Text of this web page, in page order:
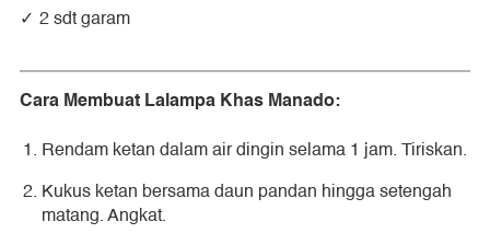
2 sdt garam
Cara Membuat Lalampa Khas Manado:
Rendam ketan dalam air dingin selama 1 jam. Tiriskan.
Kukus ketan bersama daun pandan hingga setengah
matang. Angkat.